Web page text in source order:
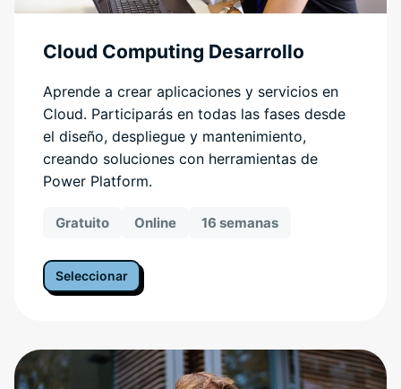
Cloud Computing Desarrollo
Aprende a crear aplicaciones y servicios en
Cloud. Participarás en todas las fases desde
el diseño, despliegue y mantenimiento,
creando soluciones con herramientas de
Power Platform.
Gratuito Online 16 semanas
Seleccionar